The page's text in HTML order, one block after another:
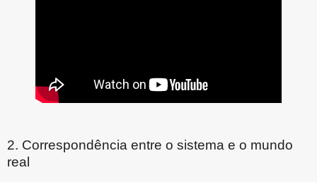
2. Correspondência entre o sistema e o mundo
real